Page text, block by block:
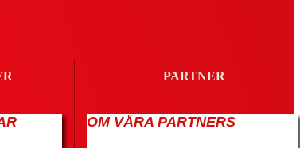
PARTNER
OM VÅRA PARTNERS